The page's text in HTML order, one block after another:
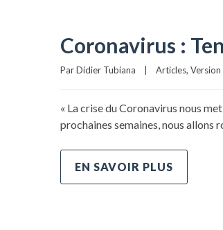
Coronavirus :
Par Didier Tubiana Articles,
« La crise du Coronavirus nous
prochaines semaines, nous allons
EN SAVOIR PLUS